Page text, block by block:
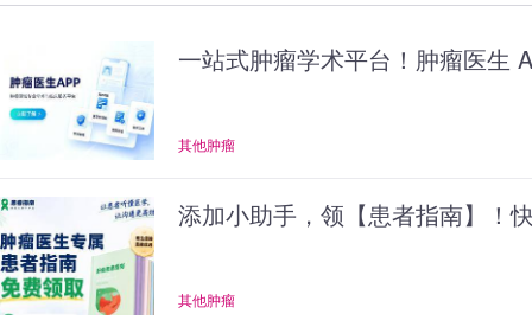
一站式肿瘤学术平台！肿瘤医生
其他肿瘤
添加小助手，领【患者指南】！
其他肿瘤